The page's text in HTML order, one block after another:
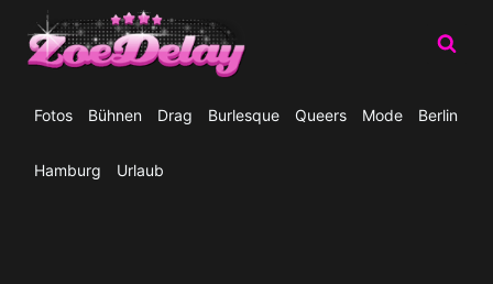
Inhalt
springen
Fotos Bühnen Drag Burlesque Queers Mode Berlin
Hamburg Urlaub